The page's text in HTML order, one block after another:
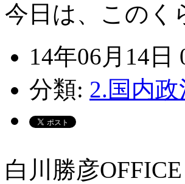
今日は、このく
14年06月14
分類: 2.国内政
白川勝彦